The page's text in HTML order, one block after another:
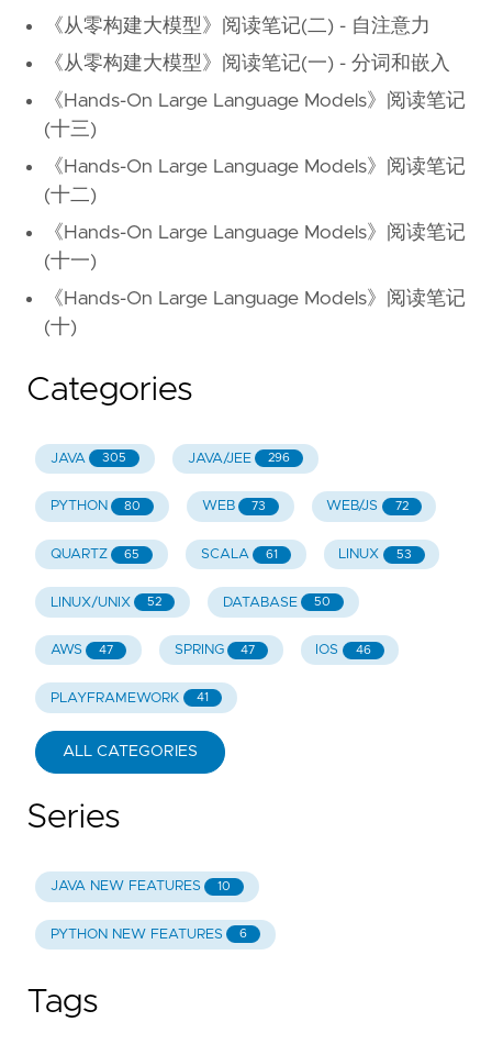
《从零构建大模型》阅读笔记(二) - 自注意力
《从零构建大模型》阅读笔记(一) - 分词和嵌入
《Hands-On Large Language Models》阅读笔记
(十三)
《Hands-On Large Language Models》阅读笔记
(十二)
《Hands-On Large Language Models》阅读笔记
(十一)
《Hands-On Large Language Models》阅读笔记
(十)
Categories
JAVA 305 JAVA/JEE 296
PYTHON 80 WEB 73 WEB/JS 72
QUARTZ 65 SCALA 61 LINUX 53
LINUX/UNIX 52 DATABASE 50
AWS 47 SPRING 47 IOS 46
PLAYFRAMEWORK 41
ALL CATEGORIES
Series
JAVA NEW FEATURES 10
PYTHON NEW FEATURES 6
Tags